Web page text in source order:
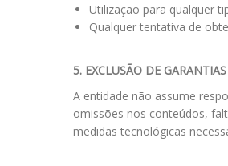
Utilização para qualquer
Qualquer tentativa de
5. EXCLUSÃO DE
A entidade não assume
omissões nos conteúdos,
medidas tecnológicas